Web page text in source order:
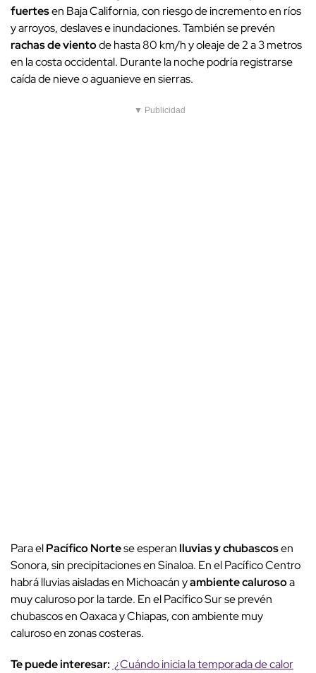
fuertesen Baja California, con riesgo de incremento en ríos
y arroyos, deslaves e inundaciones. También se prevén
rachas de vientode hasta 80 km/h y oleaje de 2 a 3 metros
en la costa occidental. Durante la noche podría registrarse
caída de nieve o aguanieve en sierras.
▼ Publicidad
Para elPacífico Nortese esperanlluvias y chubascosen
Sonora, sin precipitaciones en Sinaloa. En el Pacífico Centro
habrá lluvias aisladas en Michoacán yambiente calurosoa
muy caluroso por la tarde. En el Pacífico Sur se prevén
chubascos en Oaxaca y Chiapas, con ambiente muy
caluroso en zonas costeras.
Te puede interesar: ¿Cuándo inicia la temporada de calor